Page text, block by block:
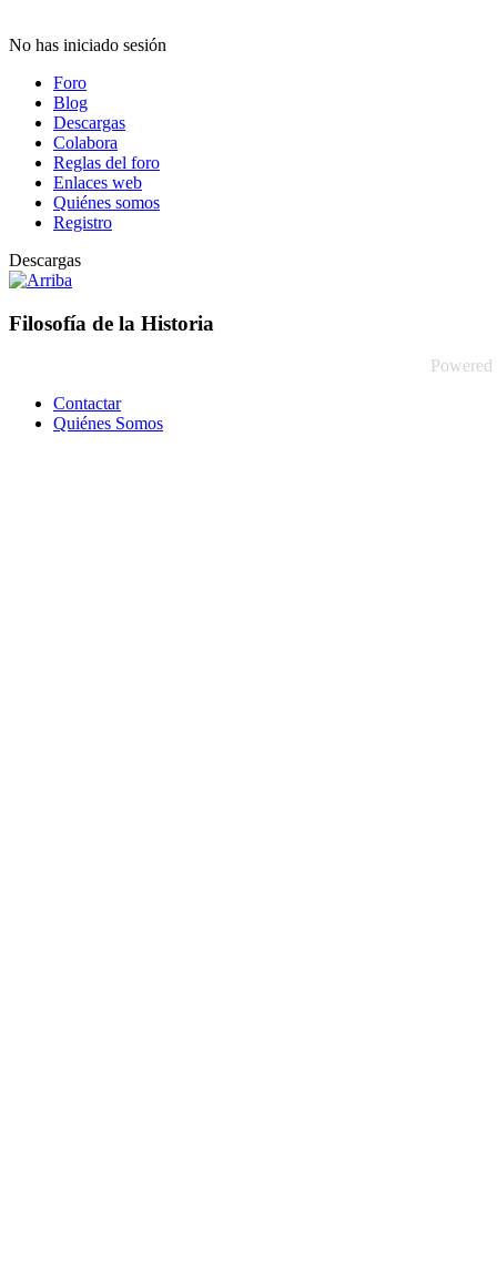
No has iniciado sesión
Foro
Blog
Descargas
Colabora
Reglas del foro
Enlaces web
Quiénes somos
Registro
Descargas
Filosofía de la Historia
Contactar
Quiénes Somos